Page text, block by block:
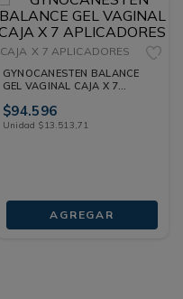
CAJA X 7 APLICADORES
GYNOCANESTEN BALANCE
GEL VAGINAL CAJA X 7
$94.596
Unidad $13.513,71
AGREGAR